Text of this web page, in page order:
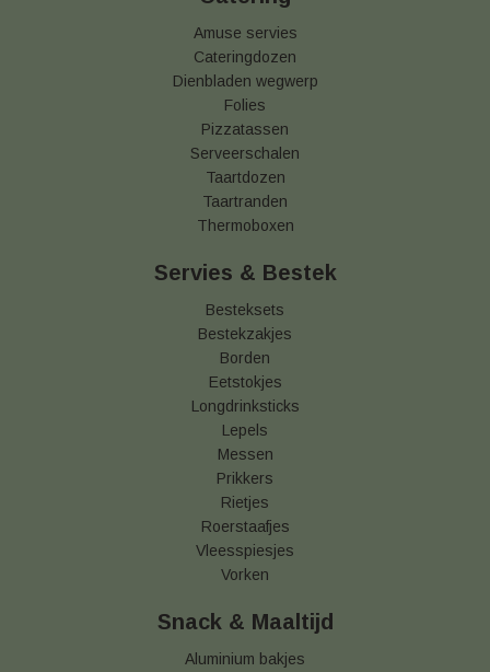
Amuse servies
Cateringdozen
Dienbladen wegwerp
Folies
Pizzatassen
Serveerschalen
Taartdozen
Taartranden
Thermoboxen
Servies & Bestek
Besteksets
Bestekzakjes
Borden
Eetstokjes
Longdrinksticks
Lepels
Messen
Prikkers
Rietjes
Roerstaafjes
Vleesspiesjes
Vorken
Snack & Maaltijd
Aluminium bakjes